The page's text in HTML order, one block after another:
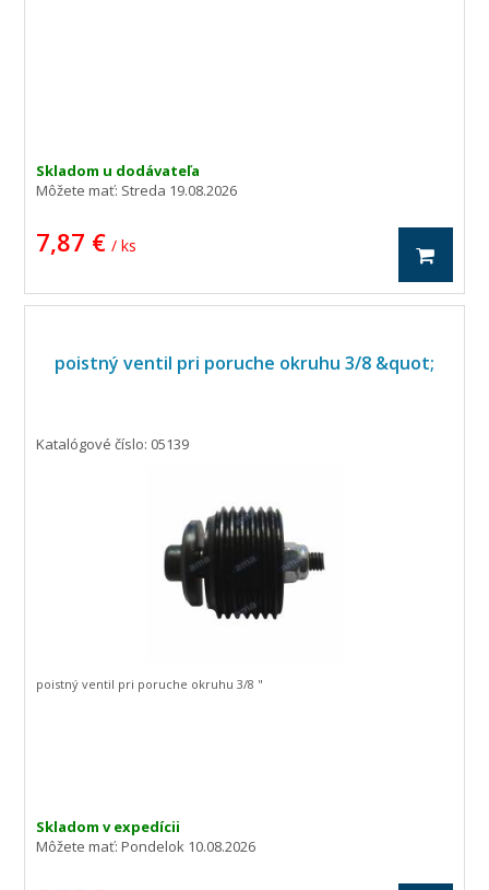
Skladom u dodávateľa
Môžete mať: Streda 19.08.2026
7,87 € / ks
poistný ventil pri poruche okruhu 3/8 &quot;
Katalógové číslo: 05139
Skladom v expedícii
Môžete mať:Pondelok 10.08.2026
poistný ventil pri poruche okruhu 3/8 "